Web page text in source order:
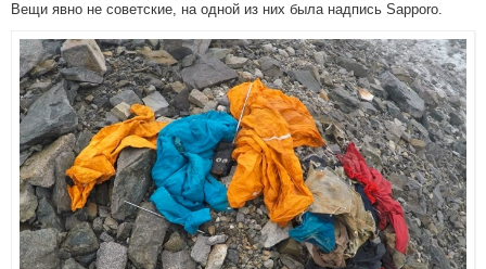
Вещи явно не советские, на одной из них была надпись Sapporo.